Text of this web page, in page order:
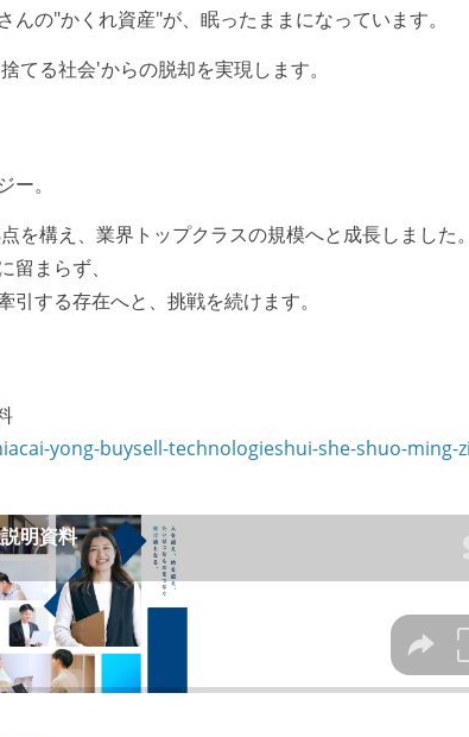
の"かくれ資産"が、眠ったままになっています。
てる社会'からの脱却を実現します。
。
構え、業界トップクラスの規模へと成長しました。
まらず、
する存在へと、挑戦を続けます。
yong-buysell-technologieshui-she-shuo-ming-